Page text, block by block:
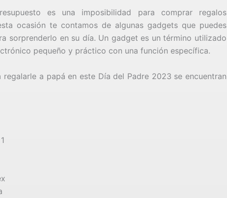
es una imposibilidad para comprar regalos
ocasión te contamos de algunas gadgets que puedes
sorprenderlo en su día. Un gadget es un término utilizado
pequeño y práctico con una función específica.
a papá en este Día del Padre 2023 se encuentran